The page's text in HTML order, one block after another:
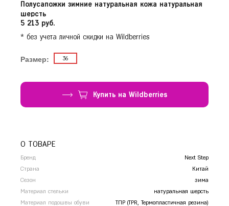
Пермь
Ростов-на-Дону
Рязань
Самара
Тверь
Тольятти
Тула
Тюмень
Полусапожки зимние натуральная кожа натуральная
шерсть
5 213 руб.
* без учета личной скидки на Wildberries
Размер: 36
Купить на Wildberries
О ТОВАРЕ
Бренд
Next Step
Страна
Китай
Сезон
зима
Материал стельки
натуральная шерсть
Материал подошвы обуви
ТПР (TPR, Термопластичная резина)